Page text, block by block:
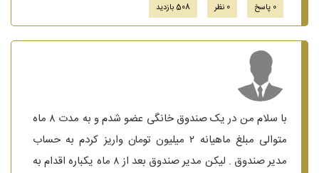
0 پاسخ
0 نظر 508 بازدید
با سلام من در یک صندوق خانگی عضو شدم و به مدت ۸ ماه
متوالی مبلغ ماهیانه ۲ میلیون تومان واریز کردم به حساب
مدیر صندوق . لیکن مدیر صندوق بعد از ۸ ماه یکباره اقدام به